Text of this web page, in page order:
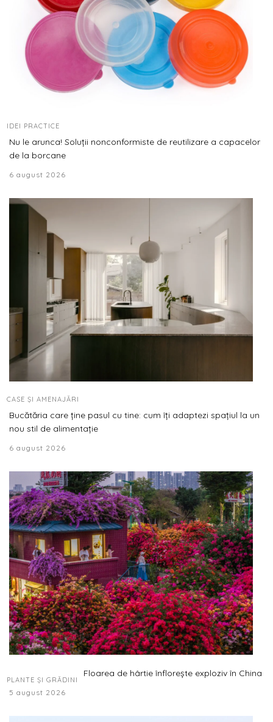
IDEI PRACTICE
Nu le arunca! Soluții nonconformiste de reutilizare a capacelor
de la borcane
6 august 2026
CASE ȘI AMENAJĂRI
Bucătăria care ține pasul cu tine: cum îți adaptezi spațiul la un
nou stil de alimentație
6 august 2026
PLANTE ȘI GRĂDINI
Floarea de hârtie înflorește exploziv în China
5 august 2026